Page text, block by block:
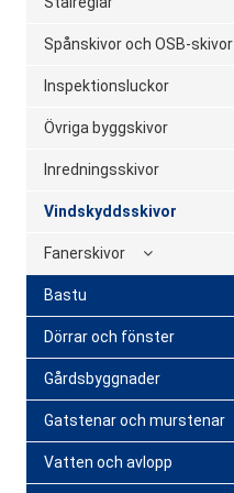
Spånskivor och OSB-skivor
Inspektionsluckor
Övriga byggskivor
Inredningsskivor
Vindskyddsskivor
Fanerskivor
Bastu
Dörrar och fönster
Gårdsbyggnader
Gatstenar och murstenar
Vatten och avlopp